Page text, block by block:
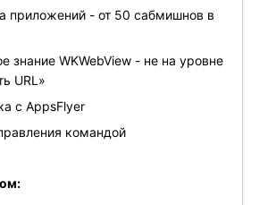
приложений - от 50 сабмишнов в
знание WKWebView - не на уровне
URL»
с AppsFlyer
командой